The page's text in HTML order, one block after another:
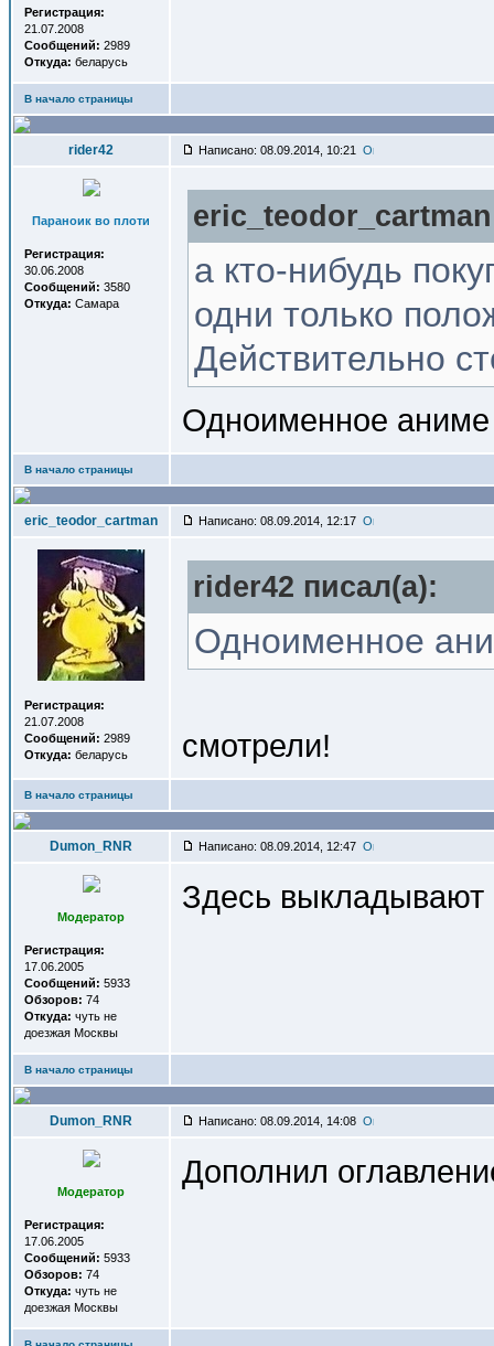
Регистрация:
21.07.2008
Сообщений: 2989
Откуда: беларусь
В начало страницы
rider42 Написано: 08.09.2014, 10:21
Параноик во плоти
Регистрация:
30.06.2008
Сообщений: 3580
Откуда: Самара
а кто-нибудь
одни только
Действительно
Одноименное
В начало страницы
eric_teodor_cartman Написано: 08.09.2014, 12:17
Регистрация:
21.07.2008
Сообщений: 2989
Откуда: беларусь
rider42 писал(a):
Одноименное
смотрели!
В начало страницы
Dumon_RNR Написано: 08.09.2014, 12:47
Модератор
Регистрация:
17.06.2005
Сообщений: 5933
Обзоров: 74
Откуда: чуть не
доезжая Москвы
Здесь выкладывают
В начало страницы
Dumon_RNR Написано: 08.09.2014, 14:08
Модератор
Регистрация:
17.06.2005
Сообщений: 5933
Обзоров: 74
Откуда: чуть не
доезжая Москвы
Дополнил